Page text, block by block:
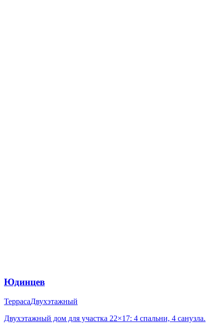
Юдинцев
ТеррасаДвухэтажный
Двухэтажный дом для участка 22×17: 4 спальни, 4 санузла.